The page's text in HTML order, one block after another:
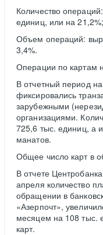
Количество
единиц, или на 21,2%;
Объем операций:
3,4%.
Операции по картам
В отчетный период
фиксировались
зарубежными
организациями.
725,6 тыс. единиц, а
манатов.
Общее число карт в
В отчете
апреля количество
обращении в
«Азерпочт»,
месяцем на 108 тыс.
карт.